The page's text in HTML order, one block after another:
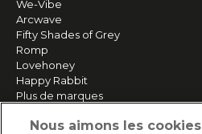
We-Vibe
Arcwave
Fifty Shades of Grey
Romp
Lovehoney
Happy Rabbit
Plus de marques
Nous aimons les cookies